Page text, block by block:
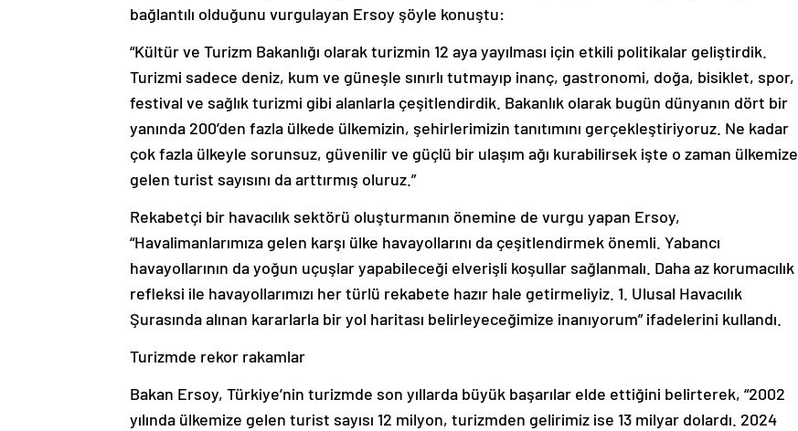
bağlantılı olduğunu vurgulayan Ersoy şöyle konuştu:
“Kültür ve Turizm Bakanlığı olarak turizmin 12 aya yayılması için etkili politikalar geliştirdik.
Turizmi sadece deniz, kum ve güneşle sınırlı tutmayıp inanç, gastronomi, doğa, bisiklet, spor,
festival ve sağlık turizmi gibi alanlarla çeşitlendirdik. Bakanlık olarak bugün dünyanın dört bir
yanında 200’den fazla ülkede ülkemizin, şehirlerimizin tanıtımını gerçekleştiriyoruz. Ne kadar
çok fazla ülkeyle sorunsuz, güvenilir ve güçlü bir ulaşım ağı kurabilirsek işte o zaman ülkemize
gelen turist sayısını da arttırmış oluruz.”
Rekabetçi bir havacılık sektörü oluşturmanın önemine de vurgu yapan Ersoy,
“Havalimanlarımıza gelen karşı ülke havayollarını da çeşitlendirmek önemli. Yabancı
havayollarının da yoğun uçuşlar yapabileceği elverişli koşullar sağlanmalı. Daha az korumacılık
refleksi ile havayollarımızı her türlü rekabete hazır hale getirmeliyiz. 1. Ulusal Havacılık
Şurasında alınan kararlarla bir yol haritası belirleyeceğimize inanıyorum” ifadelerini kullandı.
Turizmde rekor rakamlar
Bakan Ersoy, Türkiye’nin turizmde son yıllarda büyük başarılar elde ettiğini belirterek, “2002
yılında ülkemize gelen turist sayısı 12 milyon, turizmden gelirimiz ise 13 milyar dolardı. 2024